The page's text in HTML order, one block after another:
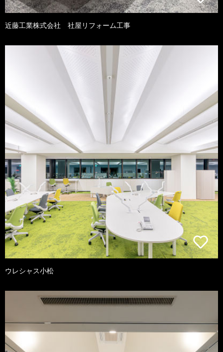
近藤工業株式会社 社屋リフォーム工事
ウレシャス小松